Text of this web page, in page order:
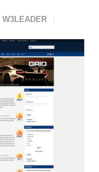
W3LEADER